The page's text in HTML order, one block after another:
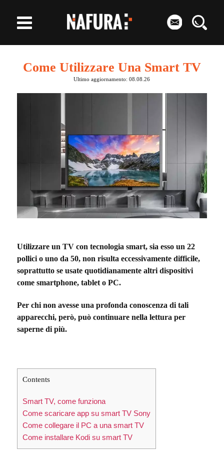
Come Utilizzare Una Smart TV
Ultimo aggiornamento: 08.08.26
Utilizzare un TV con tecnologia smart, sia esso un 22
pollici o uno da 50, non risulta eccessivamente difficile,
soprattutto se usate quotidianamente altri dispositivi
come smartphone, tablet o PC.
Per chi non avesse una profonda conoscenza di tali
apparecchi, però, può continuare nella lettura per
saperne di più.
Contents
Smart TV, come funziona
Come scaricare app su smart TV Sony
Come collegare il PC a una smart TV
Come installare Kodi su smart TV